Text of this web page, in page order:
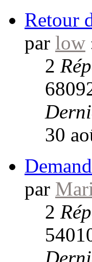
Retour
par low
2
30
par
2